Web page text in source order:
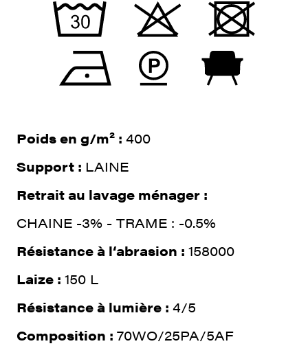
Poids en g/m² : 400
Support : LAINE
Retrait au lavage ménager :
CHAINE -3% - TRAME : -0.5%
Résistance à l‘abrasion : 158000
Laize : 150 L
Résistance à lumière : 4/5
Composition : 70WO/25PA/5AF